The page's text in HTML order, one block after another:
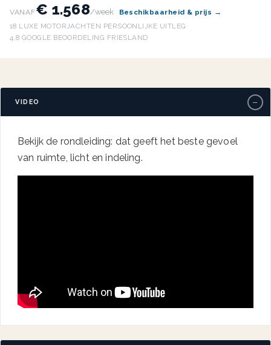
VANAF€ 1.568/week
Beschikbaarheid & prijs →
18 LUXE MOTORJACHTEN· PERSOONLIJKE UITLEG·
4,8 GOOGLE BEOORDELING· FRIESLAND
VIDEO −
Bekijk de rondleiding: dat geeft het beste gevoel
van ruimte, licht en indeling.